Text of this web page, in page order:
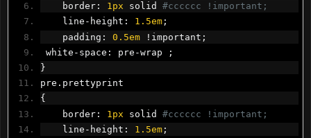
    border
: 1px solid #cccccc !important;
    line
- height : 1.5em ;
    padding
: 0.5em ! important ;
white - space : pre -wrap
;
}
pre . prettyprint
{
    border
: 1px solid #cccccc !important;
    line
- height : 1.5em ;